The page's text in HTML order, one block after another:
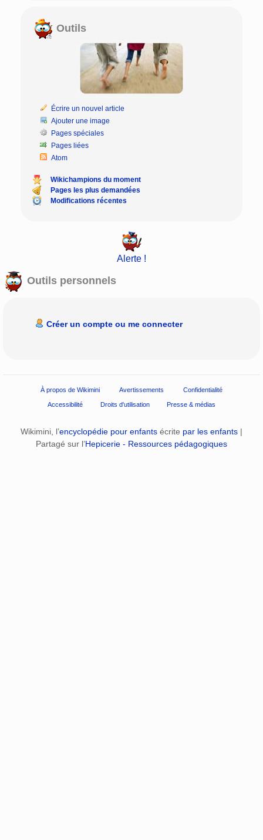
Outils
Écrire un nouvel article
Ajouter une image
Pages spéciales
Pages liées
Atom
Wikichampions du moment
Pages les plus demandées
Modifications récentes
Alerte !
Outils personnels
Créer un compte ou me connecter
À propos de Wikimini Avertissements Confidentialité
Accessibilité Droits d'utilisation Presse & médias
Wikimini, l’encyclopédie pour enfants écrite par les enfants |
Partagé sur l’Hepicerie - Ressources pédagogiques